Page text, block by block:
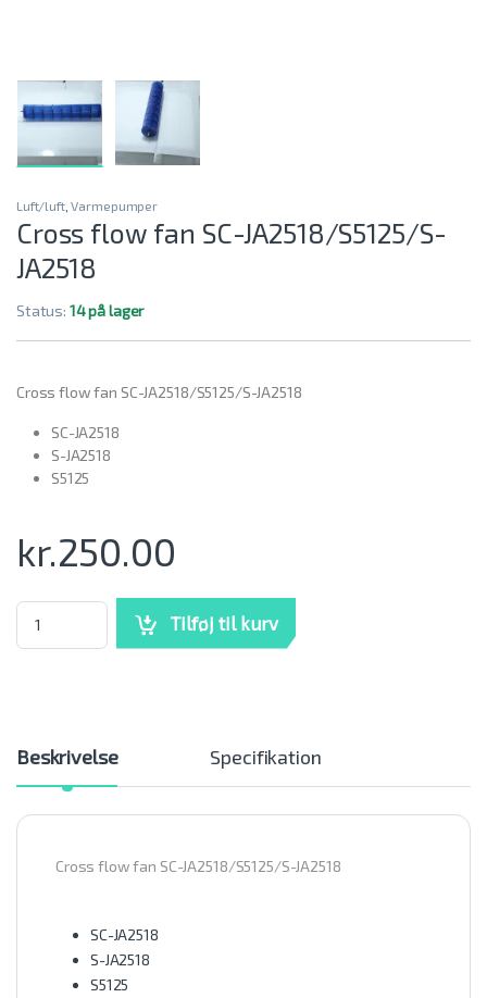
Luft/luft,Varmepumper
Cross flow fan SC-JA2518/S5125/S-
JA2518
Status: 14 på lager
Cross flow fan SC-JA2518/S5125/S-JA2518
SC-JA2518
S-JA2518
S5125
kr.250.00
Cross flow fan SC-JA2518/S5125/S-JA2518 mængde
Tilføj til kurv
Beskrivelse Specifikation
Cross flow fan SC-JA2518/S5125/S-JA2518
SC-JA2518
S-JA2518
S5125